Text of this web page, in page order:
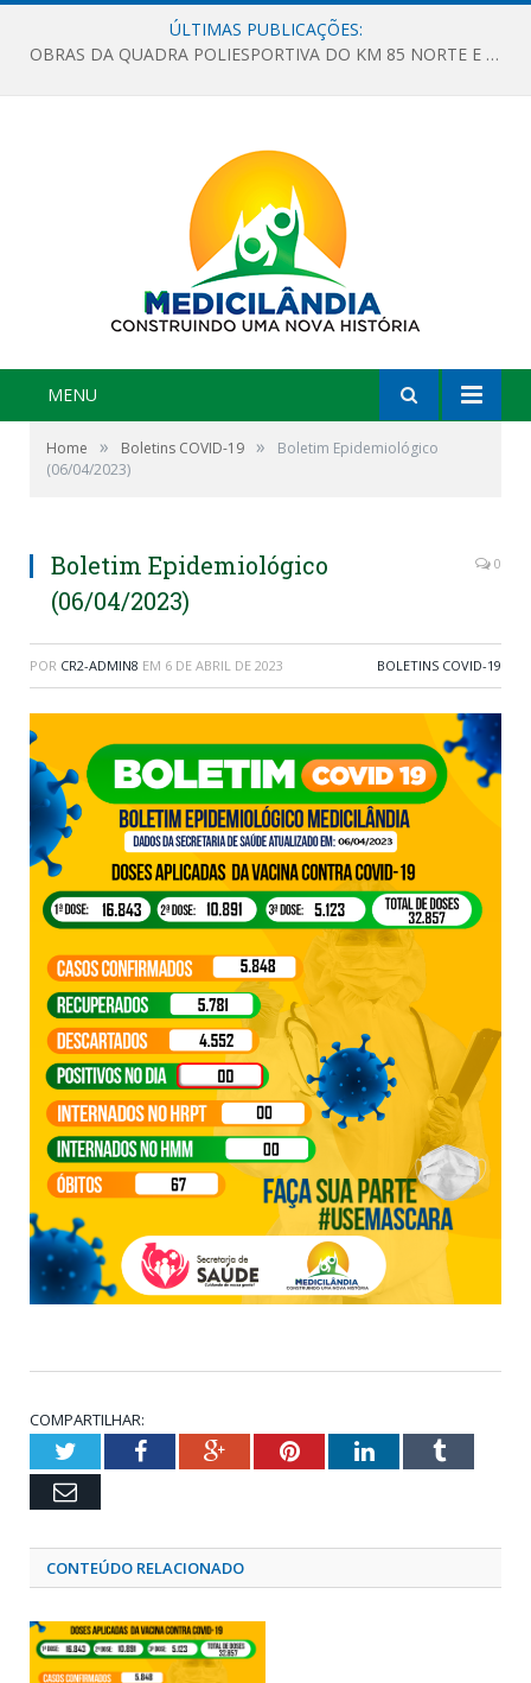
ÚLTIMAS PUBLICAÇÕES:
OBRAS DA QUADRA POLIESPORTIVA DO KM 85 NORTE E DA ESCOLA GASPAR VIANA AVANÇAM
MENU
Home » Boletins COVID-19 »
Boletim Epidemiológico
(06/04/2023)
Boletim Epidemiológico
(06/04/2023)
0
POR CR2-ADMIN8 EM 6 DE ABRIL DE 2023 BOLETINS COVID-19
COMPARTILHAR:
TwitterFacebookGoogle+PinterestLinkedInTumblr
Email
CONTEÚDO RELACIONADO